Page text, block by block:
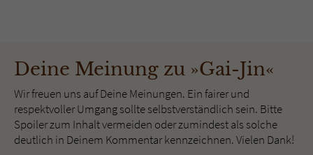
Deine Meinung zu »Gai-Jin«
Wir freuen uns auf Deine Meinungen. Ein fairer und
respektvoller Umgang sollte selbstverständlich sein. Bitte
Spoiler zum Inhalt vermeiden oder zumindest als solche
deutlich in Deinem Kommentar kennzeichnen. Vielen Dank!